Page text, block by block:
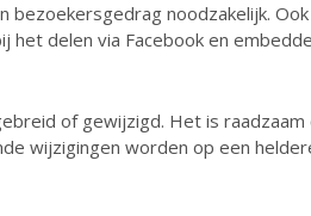
noodzakelijk.
delen via Facebook en
of gewijzigd. Het is
wijzigingen worden op een